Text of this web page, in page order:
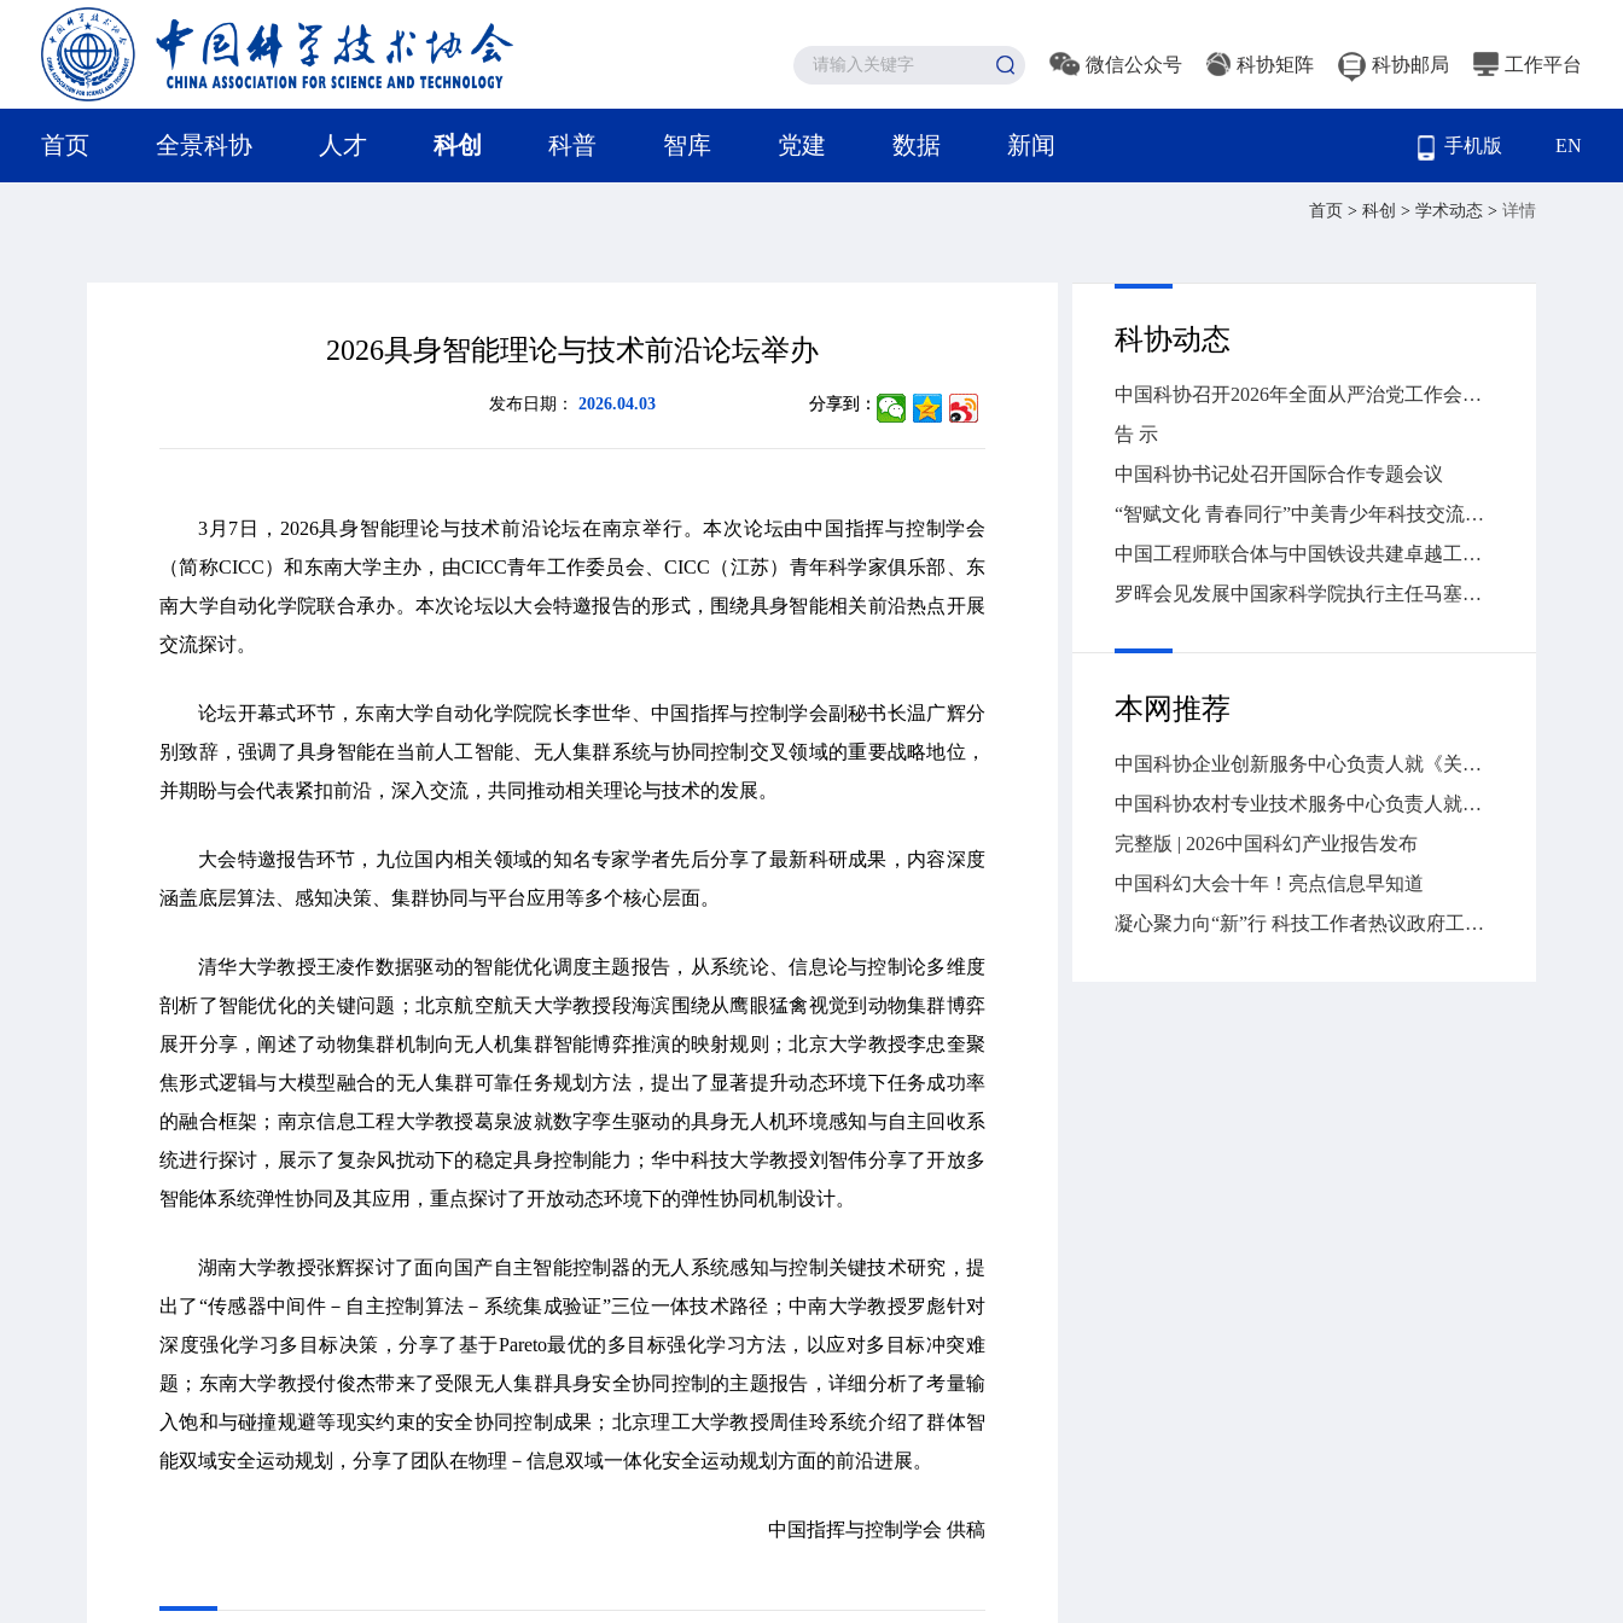
微信公众号 科协矩阵 科协邮局 工作平台
手机版 EN
首页 全景科协 人才 科创 科普 智库 党建 数据 新闻
首页 > 科创 > 学术动态 > 详情
2026具身智能理论与技术前沿论坛举办
发布日期： 2026.04.03 分享到：
3月7日，2026具身智能理论与技术前沿论坛在南京举行。本次论坛由中国指挥与控制学会
（简称CICC）和东南大学主办，由CICC青年工作委员会、CICC（江苏）青年科学家俱乐部、东
南大学自动化学院联合承办。本次论坛以大会特邀报告的形式，围绕具身智能相关前沿热点开展
交流探讨。
论坛开幕式环节，东南大学自动化学院院长李世华、中国指挥与控制学会副秘书长温广辉分
别致辞，强调了具身智能在当前人工智能、无人集群系统与协同控制交叉领域的重要战略地位，
并期盼与会代表紧扣前沿，深入交流，共同推动相关理论与技术的发展。
大会特邀报告环节，九位国内相关领域的知名专家学者先后分享了最新科研成果，内容深度
涵盖底层算法、感知决策、集群协同与平台应用等多个核心层面。
清华大学教授王凌作数据驱动的智能优化调度主题报告，从系统论、信息论与控制论多维度
剖析了智能优化的关键问题；北京航空航天大学教授段海滨围绕从鹰眼猛禽视觉到动物集群博弈
展开分享，阐述了动物集群机制向无人机集群智能博弈推演的映射规则；北京大学教授李忠奎聚
焦形式逻辑与大模型融合的无人集群可靠任务规划方法，提出了显著提升动态环境下任务成功率
的融合框架；南京信息工程大学教授葛泉波就数字孪生驱动的具身无人机环境感知与自主回收系
统进行探讨，展示了复杂风扰动下的稳定具身控制能力；华中科技大学教授刘智伟分享了开放多
智能体系统弹性协同及其应用，重点探讨了开放动态环境下的弹性协同机制设计。
湖南大学教授张辉探讨了面向国产自主智能控制器的无人系统感知与控制关键技术研究，提
出了“传感器中间件－自主控制算法－系统集成验证”三位一体技术路径；中南大学教授罗彪针对
深度强化学习多目标决策，分享了基于Pareto最优的多目标强化学习方法，以应对多目标冲突难
题；东南大学教授付俊杰带来了受限无人集群具身安全协同控制的主题报告，详细分析了考量输
入饱和与碰撞规避等现实约束的安全协同控制成果；北京理工大学教授周佳玲系统介绍了群体智
能双域安全运动规划，分享了团队在物理－信息双域一体化安全运动规划方面的前沿进展。
中国指挥与控制学会 供稿
科协动态
中国科协召开2026年全面从严治党工作会议暨警示教育大会
告 示
中国科协书记处召开国际合作专题会议
“智赋文化 青春同行”中美青少年科技交流活动在京举行
中国工程师联合体与中国铁设共建卓越工程师工程能力建设中心
罗晖会见发展中国家科学院执行主任马塞洛·克诺贝尔
本网推荐
中国科协企业创新服务中心负责人就《关于推进新时代园区（企业）科协工作高质量发展的意见》答问
中国科协农村专业技术服务中心负责人就《关于推进新时代农村专业技术协会高质量发展的意见》答问
完整版 | 2026中国科幻产业报告发布
中国科幻大会十年！亮点信息早知道
凝心聚力向“新”行 科技工作者热议政府工作报告